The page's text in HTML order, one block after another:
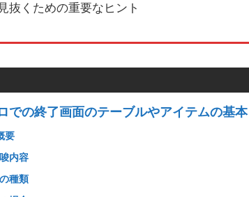
抜くための重要なヒント
での終了画面のテーブルやアイテムの基本
要
内容
種類